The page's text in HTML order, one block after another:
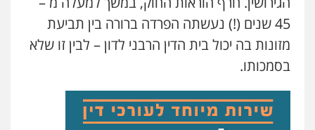
45 שנים (!) נעשתה הפרדה ברורה בין תביעת
מזונות בה יכול בית הדין הרבני לדון – לבין זו שלא
בסמכותו.